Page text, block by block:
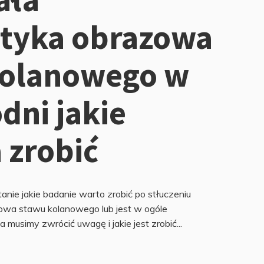
obrazowa
w
jakie
zrobić
jakie badanie warto zrobić po stłuczeniu
stawu kolanowego lub jest w ogóle
musimy zwrócić uwagę i jakie jest zrobić...